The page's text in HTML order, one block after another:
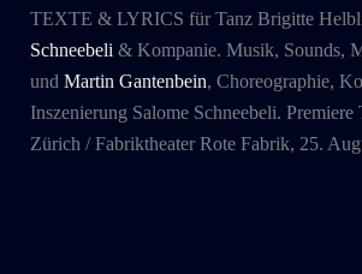
TEXTE & LYRICS für Tanz Brigitte
Schneebeli & Kompanie. Musik, Sounds,
undMartin Gantenbein, Choreographie,
Inszenierung Salome Schneebeli. Premiere
Zürich / Fabriktheater Rote Fabrik, 25.